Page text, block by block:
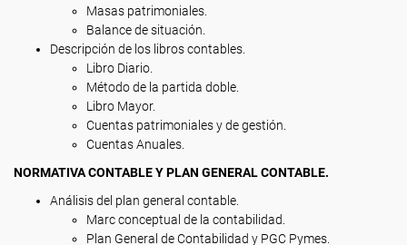
Masas patrimoniales.
Balance de situación.
Descripción de los libros contables.
Libro Diario.
Método de la partida doble.
Libro Mayor.
Cuentas patrimoniales y de gestión.
Cuentas Anuales.
NORMATIVA CONTABLE Y PLAN GENERAL CONTABLE.
Análisis del plan general contable.
Marc conceptual de la contabilidad.
Plan General de Contabilidad y PGC Pymes.